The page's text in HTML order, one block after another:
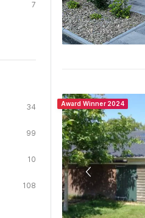
7
34
99
10
108
Award Winner 2024